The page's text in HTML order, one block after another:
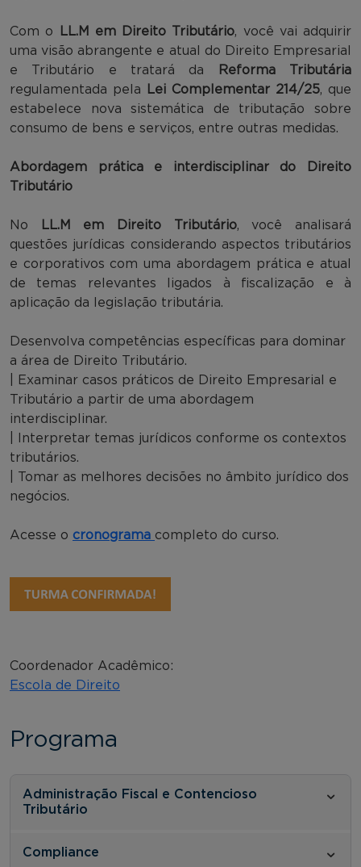
Com o LL.M em Direito Tributário, você vai adquirir
uma visão abrangente e atual do Direito Empresarial
e Tributário e tratará da
Reforma Tributária
regulamentada pela
Lei Complementar 214/25, que
estabelece nova sistemática de tributação sobre
consumo de bens e serviços, entre outras medidas.
Abordagem prática e interdisciplinar do Direito
Tributário
No LL.M em Direito Tributário, você analisará
questões jurídicas considerando aspectos tributários
e corporativos com uma abordagem prática e atual
de temas relevantes ligados à fiscalização e à
aplicação da legislação tributária.
Desenvolva competências específicas para dominar
a área de Direito Tributário.
| Examinar casos práticos de Direito Empresarial e
Tributário a partir de uma abordagem
interdisciplinar.
| Interpretar temas jurídicos conforme os contextos
tributários.
| Tomar as melhores decisões no âmbito jurídico dos
negócios.
Acesse o cronograma completo do curso.
Coordenador Acadêmico:
Escola de Direito
Programa
Administração Fiscal e Contencioso
Tributário
Compliance